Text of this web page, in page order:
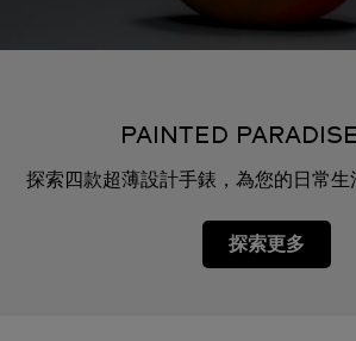
PAINTED
探索四款超薄設計手錶，為您的日常生
探索更多